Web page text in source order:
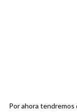
Por ahora tendremos